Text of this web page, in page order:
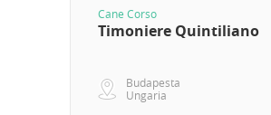
Cane Corso
Timoniere Quintiliano
Budapesta
Ungaria